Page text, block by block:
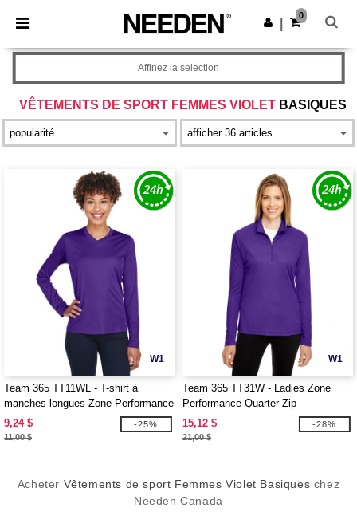
× Appli Needen
Meilleurs prix sur l’app !
Obtenir l'appli
0
VÊTEMENTS DE SPORT FEMMES VIOLET BASIQUES
Affinez la selection
W1
Team 365 TT11WL - T-shirt à
manches longues Zone Performance
pour femmes
9,24 $
11,00 $
-25%
W1
Team 365 TT31W - Ladies Zone
Performance Quarter-Zip
15,12 $
21,00 $
-28%
Acheter Vêtements de sport Femmes Violet Basiques chez
Needen Canada